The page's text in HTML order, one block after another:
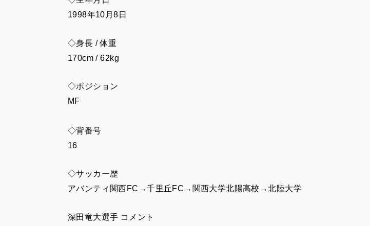
1998年10月8日
◇身長 / 体重
170cm / 62kg
◇ポジション
MF
◇背番号
16
◇サッカー歴
アバンティ関西FC→千里丘FC→関西大学北陽高校→北陸大学
深田竜大選手 コメント